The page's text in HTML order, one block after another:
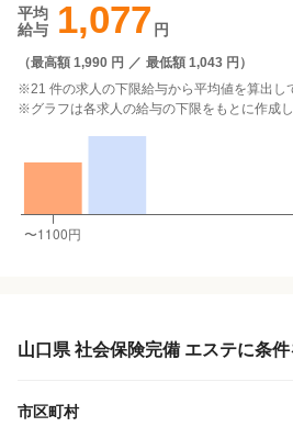
平均
給与
1,077 円
（最高額 1,990 円 ／ 最低額 1,043 円 ）
※21 件の求人の下限給与から平均値を算出し
※グラフは各求人の給与の下限をもとに作成し
山口県 社会保険完備 エステに条
市区町村